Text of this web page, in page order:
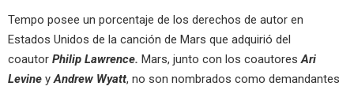
Tempo posee un porcentaje de los derechos de autor en
Estados Unidos de la canción de Mars que adquirió del
coautor Philip Lawrence. Mars, junto con los coautoresAri
Levine yAndrew Wyatt, no son nombrados como demandantes